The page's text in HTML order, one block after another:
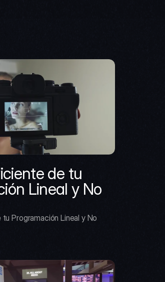
de tu
Lineal y No
Programación Lineal y No